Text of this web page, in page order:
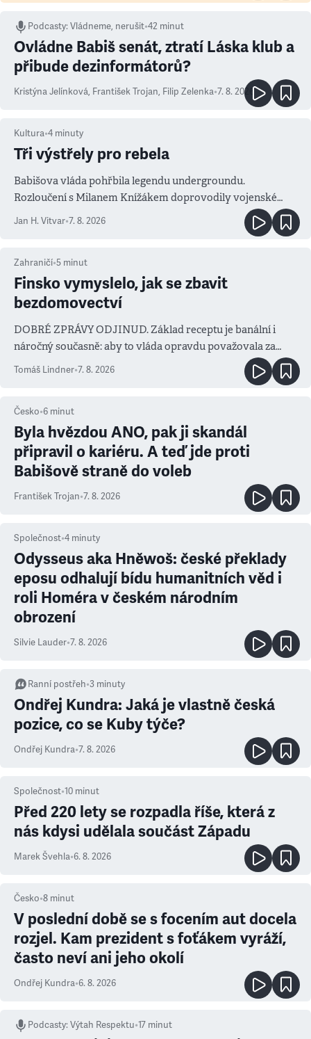
Podcasty:Vládneme, nerušit•42 minut
Ovládne Babiš senát, ztratí Láska klub a
přibude dezinformátorů?
Kristýna Jelínková, František Trojan, Filip Zelenka•7. 8. 2026
Kultura•4 minuty
Tři výstřely pro rebela
Babišova vláda pohřbila legendu undergroundu.
Rozloučení s Milanem Knížákem doprovodily vojenské
salvy i kritika pokrokářů
Jan H. Vitvar•7. 8. 2026
Zahraničí•5 minut
Finsko vymyslelo, jak se zbavit
bezdomovectví
DOBRÉ ZPRÁVY ODJINUD. Základ receptu je banální i
náročný současně: aby to vláda opravdu považovala za
prioritu
Tomáš Lindner•7. 8. 2026
Česko•6 minut
Byla hvězdou ANO, pak ji skandál
připravil o kariéru. A teď jde proti
Babišově straně do voleb
František Trojan•7. 8. 2026
Společnost•4 minuty
Odysseus aka Hněwoš: české překlady
eposu odhalují bídu humanitních věd i
roli Homéra v českém národním
obrození
Silvie Lauder•7. 8. 2026
Ranní postřeh•3 minuty
Ondřej Kundra: Jaká je vlastně česká
pozice, co se Kuby týče?
Ondřej Kundra•7. 8. 2026
Společnost•10 minut
Před 220 lety se rozpadla říše, která z
nás kdysi udělala součást Západu
Marek Švehla•6. 8. 2026
Česko•8 minut
V poslední době se s focením aut docela
rozjel. Kam prezident s foťákem vyráží,
často neví ani jeho okolí
Ondřej Kundra•6. 8. 2026
Podcasty:Výtah Respektu•17 minut